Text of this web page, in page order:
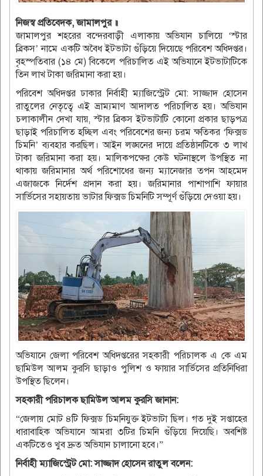
নিজস্ব প্রতিবেদক, জামালপুর ॥
জামালপুর শহরের বন্দেরবাড়ী এলাকায় অভিযান চালিয়ে ‘স্টার
ব্রিকস’ নামে একটি অবৈধ ইটভাটা গুঁড়িয়ে দিয়েছে পরিবেশ অধিদপ্তর।
বৃহস্পতিবার (১৪ মে) বিকেলে পরিচালিত এই অভিযানে ইটভাটাটিকে
তিন লাখ টাকা জরিমানা করা হয়।
পরিবেশ অধিদপ্তর ঢাকার নির্বাহী ম্যাজিস্ট্রেট মো: সাজ্জাদ হোসেন
রাতুলের নেতৃত্বে এই ভ্রাম্যমাণ আদালত পরিচালিত হয়। অভিযান
চলাকালীন দেখা যায়, স্টার ব্রিকস ইটভাটাটি কোনো প্রকার ছাড়পত্র
ছাড়াই পরিচালিত হচ্ছিল এবং পরিবেশের জন্য চরম ক্ষতিকর ‘ফিক্সড
চিমনি’ ব্যবহার করছিল। আইন লঙ্ঘনের দায়ে প্রতিষ্ঠানটিকে ৩ লাখ
টাকা জরিমানা করা হয়। মালিকপক্ষের কেউ ঘটনাস্থলে উপস্থিত না
থাকায় জরিমানার অর্থ পরিশোধের জন্য ম্যানেজার তপন আহমেদ
এজাজকে নির্দেশ প্রদান করা হয়। জরিমানার পাশাপাশি ফায়ার
সার্ভিসের সহায়তায় ভাটার ফিক্সড চিমনিটি সম্পূর্ণ গুঁড়িয়ে দেওয়া হয়।
অভিযানে জেলা পরিবেশ অধিদপ্তরের সহকারী পরিচালক এ কে এম
ছামিউল আলম কুরসি ছাড়াও পুলিশ ও ফায়ার সার্ভিসের প্রতিনিধিরা
উপস্থিত ছিলেন।
সহকারী পরিচালক ছামিউল আলম কুরসি জানান:
“জেলায় মোট ৪টি ফিক্সড চিমনিযুক্ত ইটভাটা ছিল। গত দুই সপ্তাহের
ধারাবাহিক অভিযানে আমরা ৩টির চিমনি গুঁড়িয়ে দিয়েছি। অবশিষ্ট
একটিতেও খুব দ্রুত অভিযান চালানো হবে।”
নির্বাহী ম্যাজিস্ট্রেট মো: সাজ্জাদ হোসেন রাতুল বলেন: